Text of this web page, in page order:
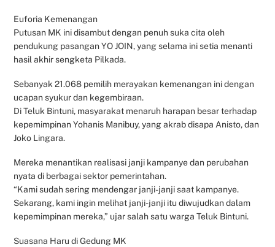
Euforia Kemenangan
Putusan MK ini disambut dengan penuh suka cita oleh
pendukung pasangan YO JOIN, yang selama ini setia menanti
hasil akhir sengketa Pilkada.
Sebanyak 21.068 pemilih merayakan kemenangan ini dengan
ucapan syukur dan kegembiraan.
Di Teluk Bintuni, masyarakat menaruh harapan besar terhadap
kepemimpinan Yohanis Manibuy, yang akrab disapa Anisto, dan
Joko Lingara.
Mereka menantikan realisasi janji kampanye dan perubahan
nyata di berbagai sektor pemerintahan.
“Kami sudah sering mendengar janji-janji saat kampanye.
Sekarang, kami ingin melihat janji-janji itu diwujudkan dalam
kepemimpinan mereka,” ujar salah satu warga Teluk Bintuni.
Suasana Haru di Gedung MK